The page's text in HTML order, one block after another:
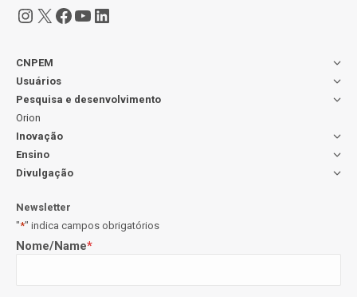
Instagram
X Facebook
Youtube
LinkedIn
CNPEM
Usuários
Pesquisa e desenvolvimento
Orion
Inovação
Ensino
Divulgação
Newsletter
"*" indica campos obrigatórios
Nome/Name*